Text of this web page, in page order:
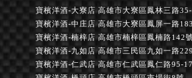
寶檳洋酒-大寮店 高雄市大寮區鳳林三路
寶檳洋酒-中庄店 高雄市大寮區鳳屏一路
寶檳洋酒-楠梓店 高雄市楠梓區鳳楠路142
寶檳洋酒-九如店 高雄市三民區九如一路
寶檳洋酒-仁武店高雄市仁武區鳳仁路95-